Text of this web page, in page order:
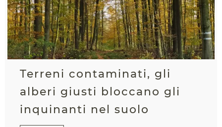
Terreni contaminati, gli
alberi giusti bloccano gli
inquinanti nel suolo